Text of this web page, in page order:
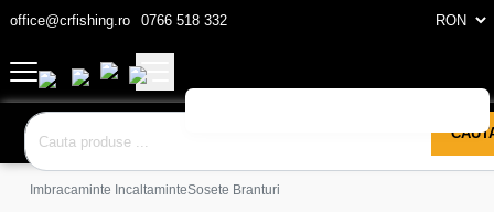
office@crfishing.ro 0766 518 332
Imbracaminte IncaltaminteSosete Branturi